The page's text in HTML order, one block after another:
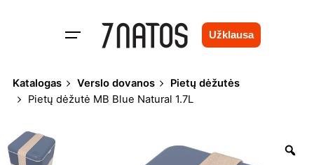
Užklausa
Katalogas Verslo dovanos
Pietų dėžutės
Pietų dėžutė MB Blue Natural 1.7L